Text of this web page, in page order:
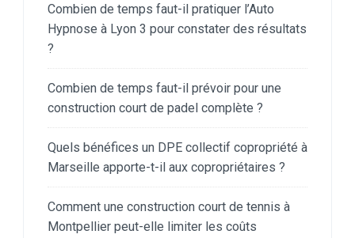
Combien de temps faut-il pratiquer l’Auto
Hypnose à Lyon 3 pour constater des résultats
?
Combien de temps faut-il prévoir pour une
construction court de padel complète ?
Quels bénéfices un DPE collectif copropriété à
Marseille apporte-t-il aux copropriétaires ?
Comment une construction court de tennis à
Montpellier peut-elle limiter les coûts